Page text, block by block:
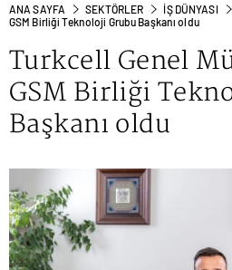
ANA SAYFA SEKTÖRLER İŞ DÜNYASI
GSM Birliği Teknoloji Grubu Başkanı oldu
Turkcell Genel
GSM Birliği
Başkanı oldu